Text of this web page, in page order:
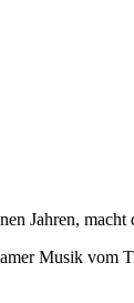
Jahren,
Musik